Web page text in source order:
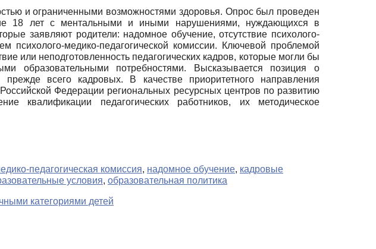
и ограниченными возможностями здоровья. Опрос был проведен
18 лет с ментальными и иными нарушениями, нуждающихся в
заявляют родители: надомное обучение, отсутствие психолого-
медико-педагогической комиссии. Ключевой проблемой
или неподготовленность педагогических кадров, которые могли бы
образовательными потребностями. Высказывается позиция о
всего кадровых. В качестве приоритетного направления
Федерации региональных ресурсных центров по развитию
квалификации педагогических работников, их методическое
педагогическая комиссия, надомное обучение, кадровые
условия, образовательная политика
категориями детей